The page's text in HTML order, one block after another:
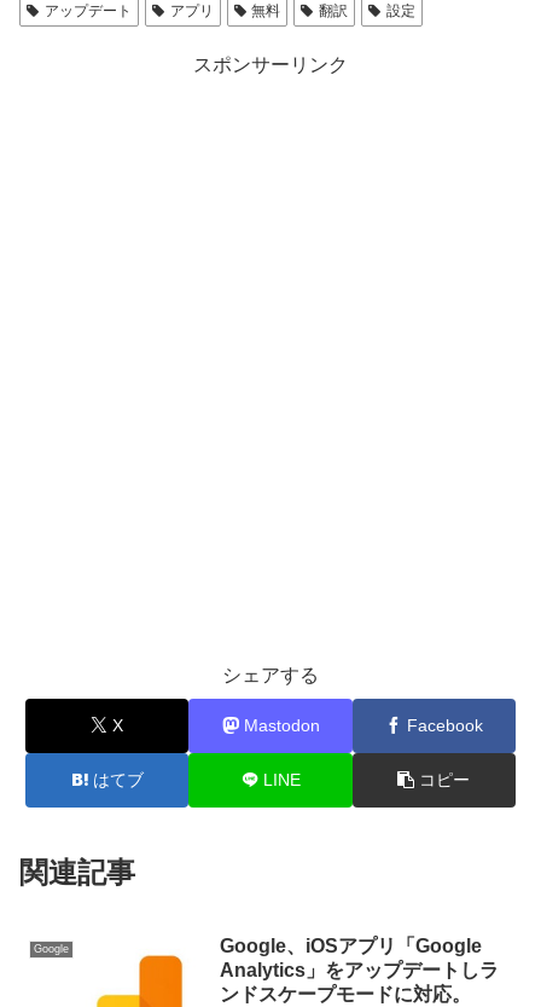
アップデート アプリ 無料 翻訳 設定
スポンサーリンク
シェアする
X Mastodon Facebook
はてブ LINE コピー
関連記事
Google
Google、iOSアプリ「Google
Analytics」をアップデートしラ
ンドスケープモードに対応。